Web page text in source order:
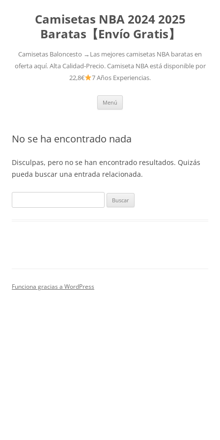
Camisetas NBA 2024 2025
Baratas【Envío Gratis】
Camisetas Baloncesto →Las mejores camisetas NBA baratas en
oferta aquí. Alta Calidad-Precio. Camiseta NBA está disponible por
22,8€
7 Años Experiencias.
Menú
No se ha encontrado nada
Disculpas, pero no se han encontrado resultados. Quizás
pueda buscar una entrada relacionada.
Funciona gracias a WordPress